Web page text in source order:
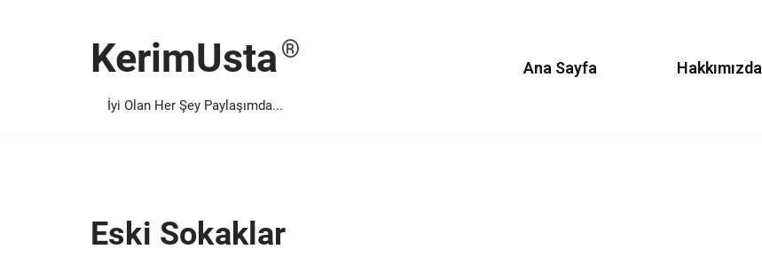
KerimUsta
İyi Olan Her Şey Paylaşımda...
Ana Sayfa Hakkımızda
Eski Sokaklar